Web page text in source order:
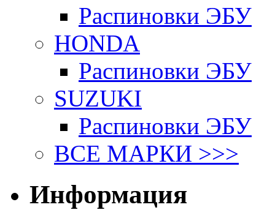
Распиновки ЭБУ
HONDA
Распиновки ЭБУ
SUZUKI
Распиновки ЭБУ
ВСЕ МАРКИ >>>
Информация